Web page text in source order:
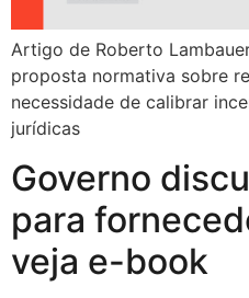
Artigo de Roberto
proposta normativa sobre
necessidade de calibrar
jurídicas
Governo
para
veja e-book